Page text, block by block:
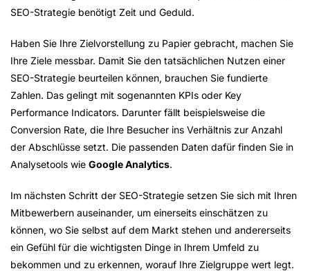
SEO-Strategie benötigt Zeit und Geduld.
Haben Sie Ihre Zielvorstellung zu Papier gebracht, machen Sie
Ihre Ziele messbar. Damit Sie den tatsächlichen Nutzen einer
SEO-Strategie beurteilen können, brauchen Sie fundierte
Zahlen. Das gelingt mit sogenannten KPIs oder Key
Performance Indicators. Darunter fällt beispielsweise die
Conversion Rate, die Ihre Besucher ins Verhältnis zur Anzahl
der Abschlüsse setzt. Die passenden Daten dafür finden Sie in
Analysetools wie Google Analytics.
Im nächsten Schritt der SEO-Strategie setzen Sie sich mit Ihren
Mitbewerbern auseinander, um einerseits einschätzen zu
können, wo Sie selbst auf dem Markt stehen und andererseits
ein Gefühl für die wichtigsten Dinge in Ihrem Umfeld zu
bekommen und zu erkennen, worauf Ihre Zielgruppe wert legt.